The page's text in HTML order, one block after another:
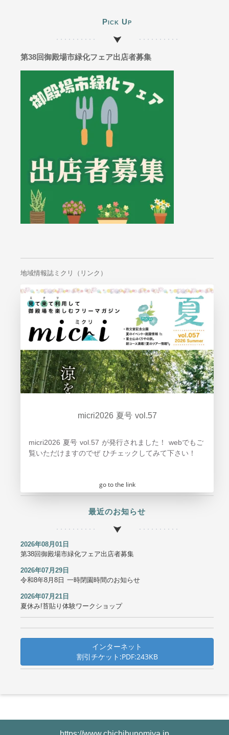
シ
ョ
Pick Up
第38回御殿場市緑化フェア出店者募集
地域情報誌ミクリ（リンク）
micri2026 夏号 vol.57
micri2026 夏号 vol.57 が発行されました！ webでもご
覧いただけますのでぜ ひチェックしてみて下さい！
go to the link
最近のお知らせ
2026年08月01日
第38回御殿場市緑化フェア出店者募集
2026年07月29日
令和8年8月8日 一時閉園時間のお知らせ
2026年07月21日
夏休み!苔貼り体験ワークショップ
インターネット
割引チケット:PDF:243KB